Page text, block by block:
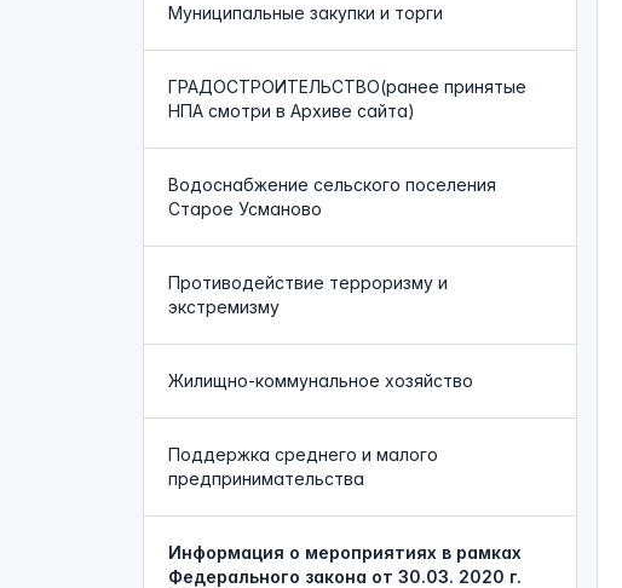
Муниципальные закупки и торги
ГРАДОСТРОИТЕЛЬСТВО(ранее принятые
НПА смотри в Архиве сайта)
Водоснабжение сельского поселения
Старое Усманово
Противодействие терроризму и
экстремизму
Жилищно-коммунальное хозяйство
Поддержка среднего и малого
предпринимательства
Информация о мероприятиях в рамках
Федерального закона от 30.03. 2020 г.